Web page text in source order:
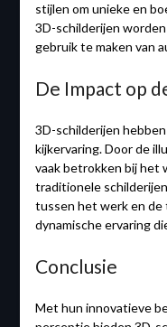
stijlen om unieke en
3D-schilderijen
gebruik te maken van
De Impact op
3D-schilderijen
kijkervaring. Door de
vaak betrokken bij het
traditionele
tussen het werk en
dynamische ervaring
Conclusie
Met hun innovatieve